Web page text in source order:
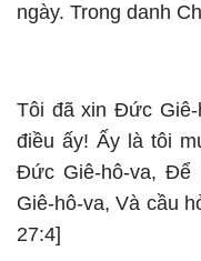
ngày. Trong danh
Tôi đã xin Đức
điều ấy! Ấy là tôi
Đức Giê-hô-va,
Giê-hô-va, Và cầu
27:4]